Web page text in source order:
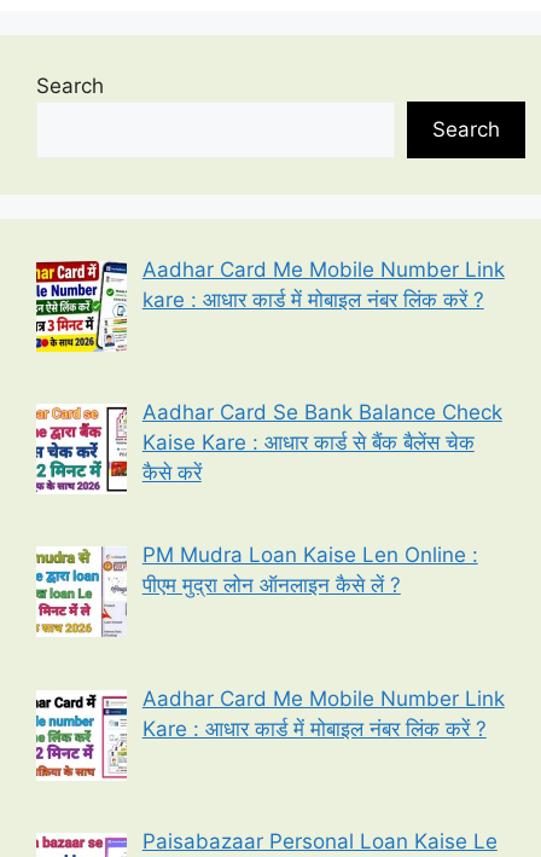
Search
Search
Aadhar Card Me Mobile Number Link
kare : आधार कार्ड में मोबाइल नंबर लिंक करें ?
Aadhar Card Se Bank Balance Check
Kaise Kare : आधार कार्ड से बैंक बैलेंस चेक
कैसे करें
PM Mudra Loan Kaise Len Online :
पीएम मुद्रा लोन ऑनलाइन कैसे लें ?
Aadhar Card Me Mobile Number Link
Kare : आधार कार्ड में मोबाइल नंबर लिंक करें ?
Paisabazaar Personal Loan Kaise Le